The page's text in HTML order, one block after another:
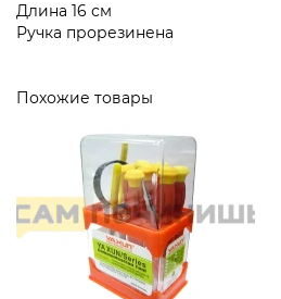
Длина 16 см
Ручка прорезинена
Похожие товары